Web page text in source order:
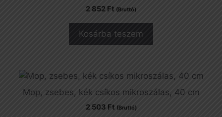
2 852 Ft (Bruttó)
Kosárba teszem
Mop, zsebes, kék csíkos mikroszálas, 40 cm
2 503 Ft (Bruttó)